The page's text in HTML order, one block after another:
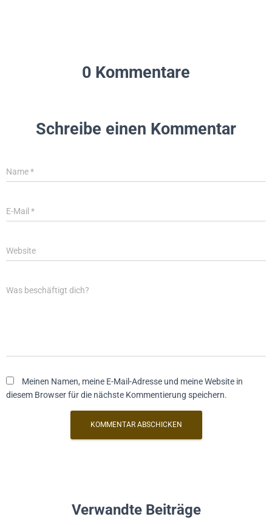
0 Kommentare
Schreibe einen Kommentar
Name*
E-Mail *
Website
Was beschäftigt dich?
Meinen Namen, meine E-Mail-Adresse und meine Website in
diesem Browser für die nächste Kommentierung speichern.
Verwandte Beiträge